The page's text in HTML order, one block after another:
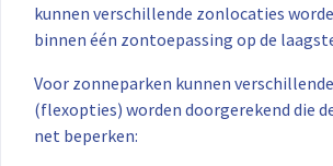
kunnen verschillende zonlocaties
binnen één zontoepassing op de
Voor zonneparken kunnen
(flexopties) worden doorgerekend die
net beperken: